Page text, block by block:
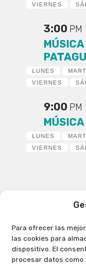
Para ofrecer las
las cookies para
dispositivo. El
procesar datos como
VIERNES
3:00 PM
LUNES
VIERNES
9:00 PM
LUNES
VIERNES
Patagual
reservados